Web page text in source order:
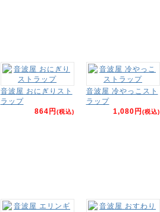
音波屋 おにぎりスト
ラップ
864円(税込)
音波屋 冷やっこスト
ラップ
1,080円(税込)